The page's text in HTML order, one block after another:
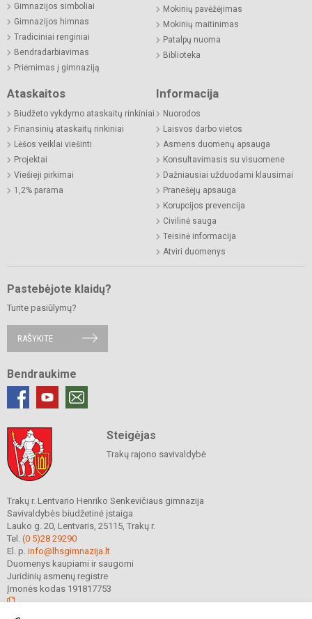
Gimnazijos simboliai
Gimnazijos himnas
Tradiciniai renginiai
Bendradarbiavimas
Priėmimas į gimnaziją
Mokinių pavėžėjimas
Mokinių maitinimas
Patalpų nuoma
Biblioteka
Ataskaitos
Biudžeto vykdymo ataskaitų rinkiniai
Finansinių ataskaitų rinkiniai
Lėšos veiklai viešinti
Projektai
Viešieji pirkimai
1,2% parama
Informacija
Nuorodos
Laisvos darbo vietos
Asmens duomenų apsauga
Konsultavimasis su visuomene
Dažniausiai užduodami klausimai
Pranešėjų apsauga
Korupcijos prevencija
Civilinė sauga
Teisinė informacija
Atviri duomenys
Pastebėjote klaidų?
Turite pasiūlymų?
RAŠYKITE
Bendraukime
Steigėjas
Trakų rajono savivaldybė
Trakų r. Lentvario Henriko Senkevičiaus gimnazija
Savivaldybės biudžetinė įstaiga
Lauko g. 20, Lentvaris, 25115, Trakų r.
Tel. (0 5)28 29290
El. p. info@lhsgimnazija.lt
Duomenys kaupiami ir saugomi
Juridinių asmenų registre
Įmonės kodas 191817753